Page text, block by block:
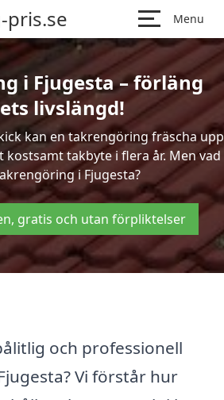
pris.se Menu
i Fjugesta – förläng
livslängd!
kan en takrengöring fräscha upp
takbyte i flera år. Men vad
i Fjugesta?
gratis och utan förpliktelser
och professionell
Vi förstår hur